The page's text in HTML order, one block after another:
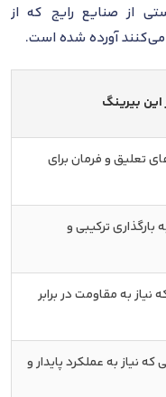
از صنایع رایج که از
بیرینگ
تعلیق و فرمان برای
بارگذاری ترکیبی و
نیاز به مقاومت در برابر
نیاز به عملکرد پایدار و